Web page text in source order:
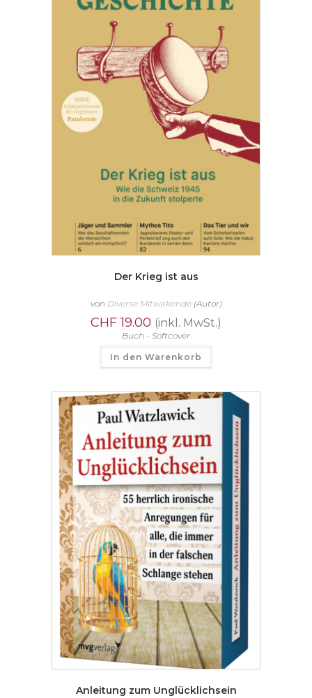
Der Krieg ist aus
von Diverse Mitwirkende(Autor)
CHF19.00 (inkl. MwSt.)
Buch - Softcover
In den Warenkorb
Anleitung zum Unglücklichsein